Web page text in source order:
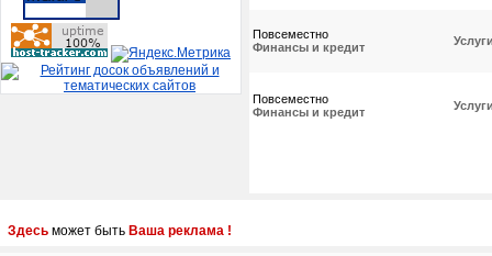
Повсеместно
Финансы и кредит
Повсеместно
Финансы и кредит
Здесь может быть Ваша реклама !